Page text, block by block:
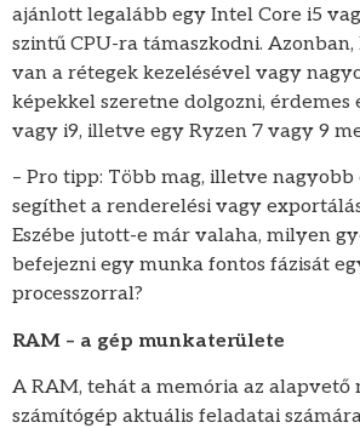
ajánlott legalább egy Intel Core i5
szintű CPU-ra támaszkodni.
van a rétegek kezelésével vagy
képekkel szeretne dolgozni, érdemes
vagy i9, illetve egy Ryzen 7 vagy 9
– Pro tipp: Több mag, illetve nagyobb
segíthet a renderelési vagy
Eszébe jutott-e már valaha, milyen
befejezni egy munka fontos fázisát
processzorral?
RAM – a gép munkaterülete
A RAM, tehát a memória az alapvető
számítógép aktuális feladatai